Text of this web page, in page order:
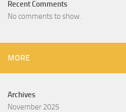
Recent Comments
No comments to show.
MORE
Archives
November 2025